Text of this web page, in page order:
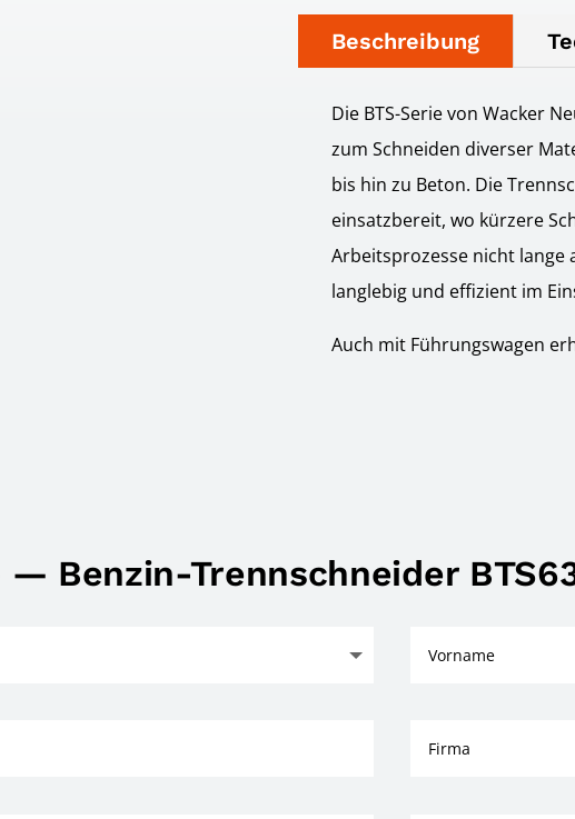
Beschreibung
Die BTS-Serie von Wacker
zum Schneiden diverser
bis hin zu Beton. Die
einsatzbereit, wo kürzere
Arbeitsprozesse nicht lange
langlebig und effizient im
Auch mit Führungswagen
Benzin-Trennschneider